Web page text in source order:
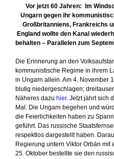
f
d
e
m
G
w
i
s
s
e
n
Vor jetzt 60 Jahren:
Im
Ungarn gegen ihr
Großbritanniens, Frankreichs
England wollte den Kanal
behalten – Parallelen zum
Die Erinnerung an den
kommunistische Regime in ihrem
in Ungarn allein. Am 4. November
blutig niedergeschlagen;
Näheres dazu hier. Jetzt jährt sich
Mal. Die Ungarn begehen und
die Feierlichkeiten haben zu
geführt. Das russische
respektlos dargestellt haben.
Regierung untern Viktor Orbán mit
25. Oktober bestellte sie den